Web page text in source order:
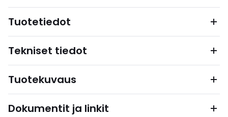
Tuotetiedot
Tekniset tiedot
Tuotekuvaus
Dokumentit ja linkit